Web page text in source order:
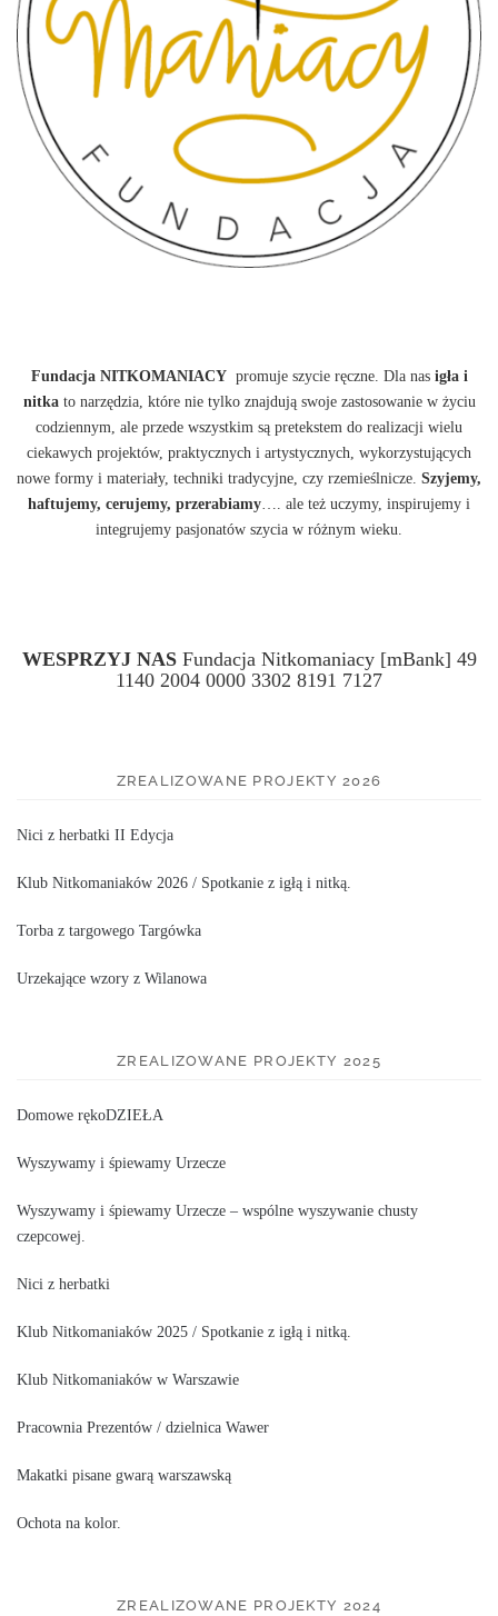
Fundacja NITKOMANIACY promuje szycie ręczne. Dla nas igła i
nitkato narzędzia, które nie tylko znajdują swoje zastosowanie w życiu
codziennym, ale przede wszystkim są pretekstem do realizacji wielu
ciekawych projektów, praktycznych i artystycznych, wykorzystujących
nowe formy i materiały, techniki tradycyjne, czy rzemieślnicze. Szyjemy,
haftujemy, cerujemy, przerabiamy …. ale też uczymy, inspirujemy i
integrujemy pasjonatów szycia w różnym wieku.
WESPRZYJ NASFundacja Nitkomaniacy [mBank] 49
1140 2004 0000 3302 8191 7127
ZREALIZOWANE PROJEKTY 2026
Nici z herbatki II Edycja
Klub Nitkomaniaków 2026 / Spotkanie z igłą i nitką.
Torba z targowego Targówka
Urzekające wzory z Wilanowa
ZREALIZOWANE PROJEKTY 2025
Domowe rękoDZIEŁA
Wyszywamy i śpiewamy Urzecze
Wyszywamy i śpiewamy Urzecze – wspólne wyszywanie chusty
czepcowej.
Nici z herbatki
Klub Nitkomaniaków 2025 / Spotkanie z igłą i nitką.
Klub Nitkomaniaków w Warszawie
Pracownia Prezentów / dzielnica Wawer
Makatki pisane gwarą warszawską
Ochota na kolor.
ZREALIZOWANE PROJEKTY 2024